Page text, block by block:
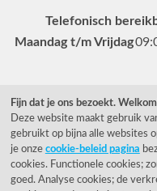
Telefonisch
Maandag t/m Vrijdag
Veelgestelde vragen
0031 78 615 44 15
helpdesk@rietveldlicht.nl
Facebook Instagram
Fijn dat je ons bezoekt.
Deze website maakt gebruik
gebruikt op bijna alle websites
je onze cookie-beleid pagina
cookies. Functionele cookies;
goed. Analyse cookies; de